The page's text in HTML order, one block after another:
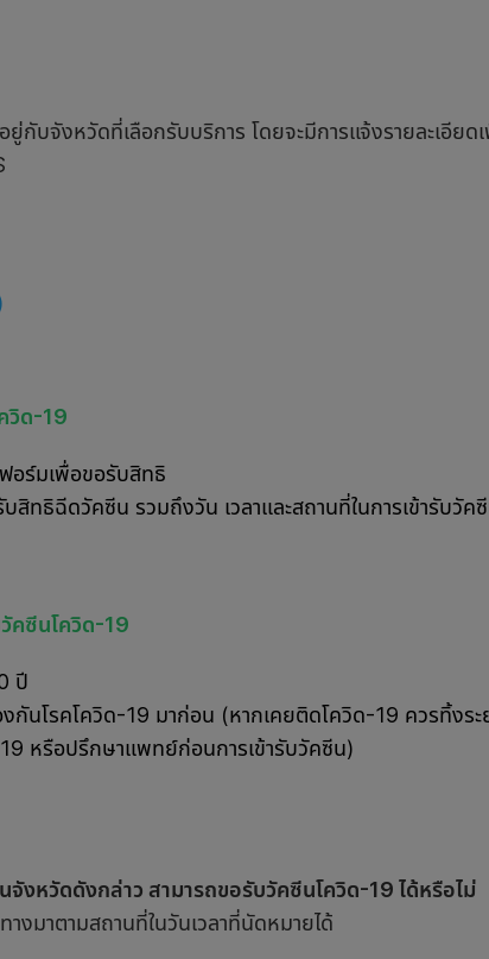
กับจังหวัดที่เลือกรับบริการ โดยจะมีการแจ้งรายละเอียด
วิด-19
อร์มเพื่อขอรับสิทธิ
สิทธิฉีดวัคซีน รวมถึงวัน เวลาและสถานที่ในการเข้ารับวัค
ซีนโควิด-19
ปี
งกันโรคโควิด-19 มาก่อน (หากเคยติดโควิด-19 ควรทิ้งร
หรือปรึกษาแพทย์ก่อนการเข้ารับวัคซีน)
จังหวัดดังกล่าว สามารถขอรับวัคซีนโควิด-19 ได้หรือไม่
างมาตามสถานที่ในวันเวลาที่นัดหมายได้